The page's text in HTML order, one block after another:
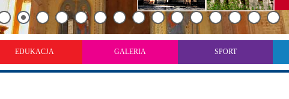
EDUKACJA GALERIA SPORT